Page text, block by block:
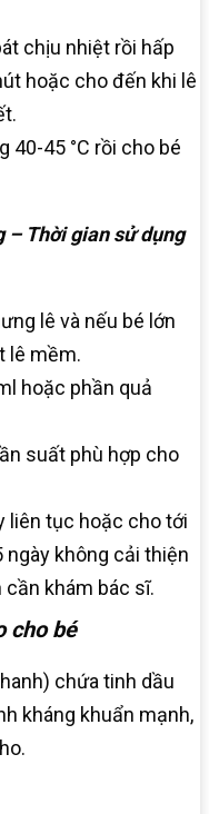
chịu nhiệt rồi hấp
hoặc cho đến khi lê
40-45 °C rồi cho bé
– Thời gian sử dụng
lê và nếu bé lớn
lê mềm.
hoặc phần quả
suất phù hợp cho
liên tục hoặc cho tới
ngày không cải thiện
khám bác sĩ.
cho bé
chứa tinh dầu
kháng khuẩn mạnh,